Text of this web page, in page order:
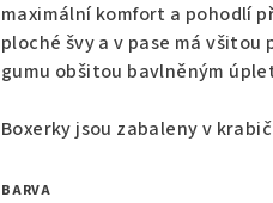
hvězdiček.
maximální komfort a pohodlí
ploché švy a v pase má všitou
gumu obšitou bavlněným
Boxerky jsou zabaleny v
BARVA